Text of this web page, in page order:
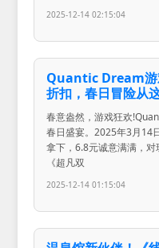
2025-12-14 02:15:04
Quantic Dream游
折扣，春日冒险从
春意盎然，游戏狂欢
春日盛宴。2025年3月14
拿下，6.8元诚意满满，对
《超凡双
2025-12-14 01:15:04